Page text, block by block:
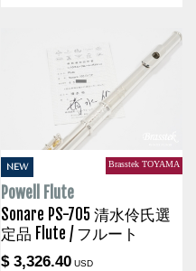
NEW Brasstek TOYAMA
Powell Flute
Sonare PS-705 清水伶氏選
定品 Flute / フルート
$ 3,326.40USD